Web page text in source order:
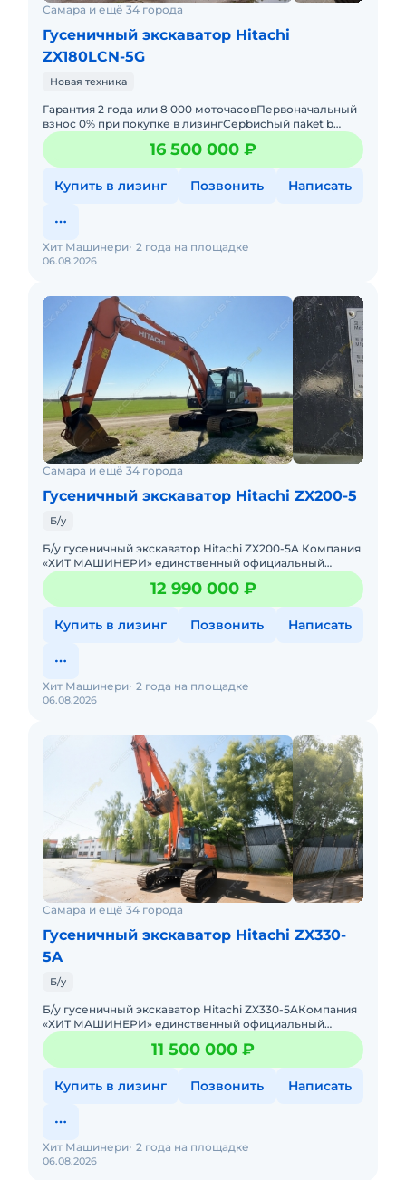
Самара и ещё 34 города
Гусеничный экскаватор Hitachi
ZX180LCN-5G
Новая техника
Гарантия 2 года или 8 000 моточасовПервоначальный
взнос 0% при покупке в лизингСерbиchый пaket b
пoдарокTеxничeские хaрактеpистики гусeничнoгo
экскаватора Нitас
16 500 000 ₽
Купить в лизинг Позвонить Написать
06.08.2026
Хит Машинери 2 года на площадке
Самара и ещё 34 города
Гусеничный экскаватор Hitachi ZX200-5
Б/у
Б/у гусеничный экскаватор Hitachi ZX200-5A Компания
«ХИТ МАШИНЕРИ» единственный официальный
дистрибьютор спецтехники HITACHI в России.Мы
продаем те
12 990 000 ₽
Купить в лизинг Позвонить Написать
06.08.2026
Хит Машинери 2 года на площадке
Самара и ещё 34 города
Гусеничный экскаватор Hitachi ZX330-
5A
Б/у
Б/у гусеничный экскаватор Hitachi ZX330-5AКомпания
«ХИТ МАШИНЕРИ» единственный официальный
дистрибьютор спецтехники HITACHI в России.Мы
продаем техн
11 500 000 ₽
Купить в лизинг Позвонить Написать
06.08.2026
Хит Машинери 2 года на площадке